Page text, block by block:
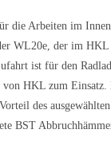
die Arbeiten im
WL20e, der im
ist für den
von HKL zum
des
BST